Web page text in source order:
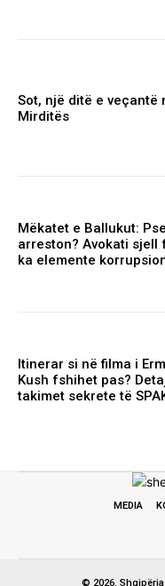
Sot, një ditë e veçantë
Mirditës
Mëkatet e Ballukut:
arreston? Avokati sjell
ka elemente
Itinerar si në filma i
Kush fshihet pas?
takimet sekrete të
MEDIA
© 2026.